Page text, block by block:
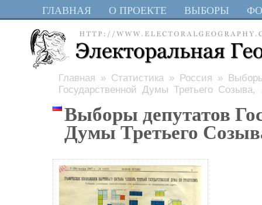
ГЛАВНАЯ О ПРОЕКТЕ ВЫБОРЫ
Главная » Статистика » Россия »
Государственной Думы Третьего Созыва,
Выборы депутатов
Думы Третьего